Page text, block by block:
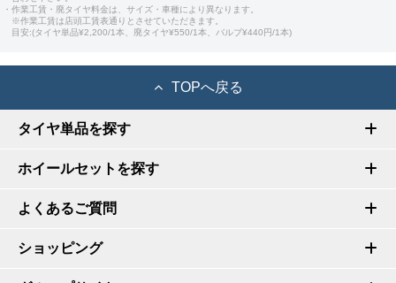
・作業工賃・廃タイヤ料金は、サイズ・車種により異なります。
※作業工賃は店頭工賃表通りとさせていただきます。
目安:(タイヤ単品¥2,200/1本、廃タイヤ¥550/1本、バルブ¥440円/1本)
TOPへ戻る
タイヤ単品を探す
ホイールセットを探す
よくあるご質問
ショッピング